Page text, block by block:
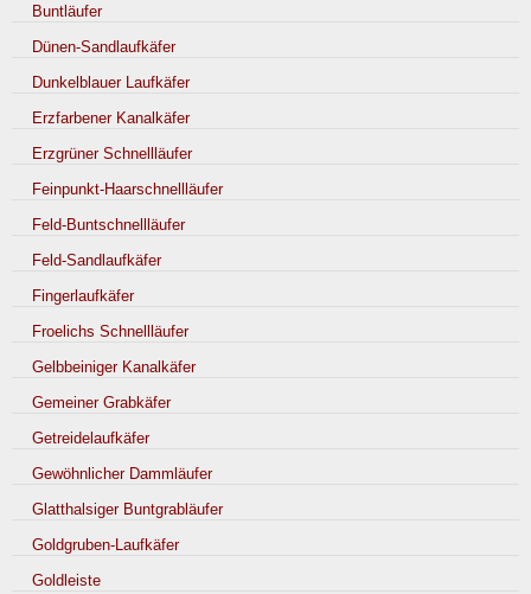
Buntläufer
Dünen-Sandlaufkäfer
Dunkelblauer Laufkäfer
Erzfarbener Kanalkäfer
Erzgrüner Schnellläufer
Feinpunkt-Haarschnellläufer
Feld-Buntschnellläufer
Feld-Sandlaufkäfer
Fingerlaufkäfer
Froelichs Schnellläufer
Gelbbeiniger Kanalkäfer
Gemeiner Grabkäfer
Getreidelaufkäfer
Gewöhnlicher Dammläufer
Glatthalsiger Buntgrabläufer
Goldgruben-Laufkäfer
Goldleiste